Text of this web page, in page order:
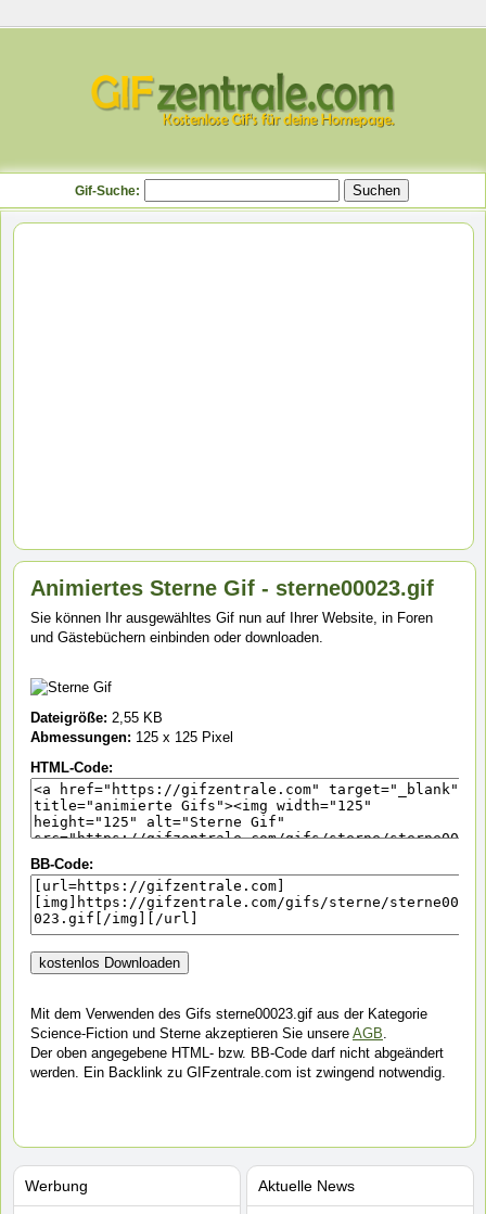
Gif-Suche:
Animiertes Sterne Gif - sterne00023.gif
Sie können Ihr ausgewähltes Gif nun auf Ihrer Website, in Foren
und Gästebüchern einbinden oder downloaden.
Dateigröße: 2,55 KB
Abmessungen: 125 x 125 Pixel
HTML-Code:
BB-Code:
Mit dem Verwenden des Gifs sterne00023.gif aus der Kategorie
Science-Fiction und Sterne akzeptieren Sie unsere AGB.
Der oben angegebene HTML- bzw. BB-Code darf nicht abgeändert
werden. Ein Backlink zu GIFzentrale.com ist zwingend notwendig.
Aktuelle News
Werbung